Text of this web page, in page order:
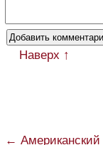
Наверх ↑
←